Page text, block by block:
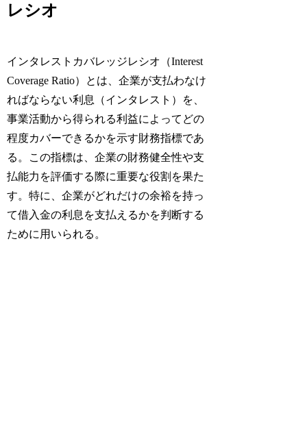
レシオ
インタレストカバレッジレシオ（Interest
Coverage Ratio）とは、企業が支払わなけ
ればならない利息（インタレスト）を、
事業活動から得られる利益によってどの
程度カバーできるかを示す財務指標であ
る。この指標は、企業の財務健全性や支
払能力を評価する際に重要な役割を果た
す。特に、企業がどれだけの余裕を持っ
て借入金の利息を支払えるかを判断する
ために用いられる。